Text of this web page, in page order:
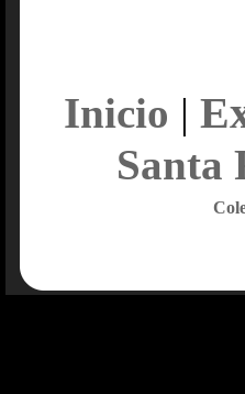
Inicio |
Santa